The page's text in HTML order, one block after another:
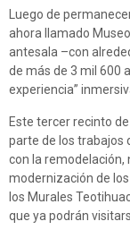
Luego de
ahora llamado
antesala –con
de más de 3 mil 600
experiencia”
Este tercer recinto
parte de los trabajos
con la remodelación,
modernización de
los Murales
que ya podrán